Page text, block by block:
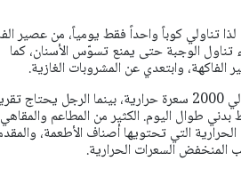
تناولي كوباً واحداً فقط يومياً، من عصير
أثناء تناول الوجبة حتى يمنع تسوّس الأسنان، كما
الفاكهة، وابتعدي عن المشروبات الغازية.
كوني ذكية عند اختيار وجبتكِ: المرأة يحتاج جسمها إلى حوالي 2000 سعرة حرارية، بينما الرجل يحتاج
بدني طوال اليوم. الكثير من المطاعم والمقاهي
التي تحتويها أصناف الأطعمة،
المنخفض السعرات الحرارية.